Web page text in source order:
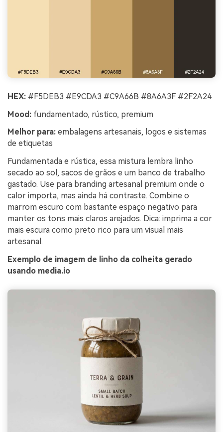
HEX: #F5DEB3 #E9CDA3 #C9A66B #8A6A3F #2F2A24
Mood: fundamentado, rústico, premium
Melhor para: embalagens artesanais, logos e sistemas
de etiquetas
Fundamentada e rústica, essa mistura lembra linho
secado ao sol, sacos de grãos e um banco de trabalho
gastado. Use para branding artesanal premium onde o
calor importa, mas ainda há contraste. Combine o
marrom escuro com bastante espaço negativo para
manter os tons mais claros arejados. Dica: imprima a cor
mais escura como preto rico para um visual mais
artesanal.
Exemplo de imagem de linho da colheita gerado
usando media.io